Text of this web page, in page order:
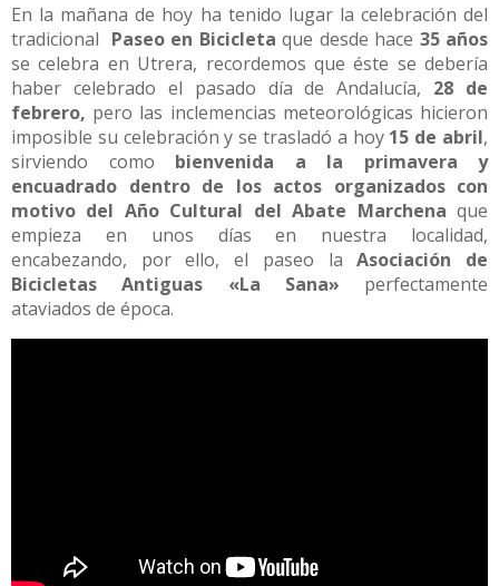
En la mañana de hoy ha tenido lugar la celebración del
tradicional Paseo en Bicicletaque desde hace 35 años
se celebra en Utrera, recordemos que éste se debería
haber celebrado el pasado día de Andalucía, 28 de
febrero, pero las inclemencias meteorológicas hicieron
imposible su celebración y se trasladó a hoy15 de abril,
sirviendo como bienvenida a la primavera y
encuadrado dentro de los actos organizados con
motivo del Año Cultural del Abate Marchena que
empieza en unos días en nuestra localidad,
encabezando, por ello, el paseo laAsociación de
Bicicletas Antiguas «La Sana» perfectamente
ataviados de época.